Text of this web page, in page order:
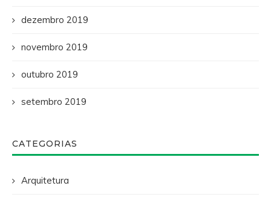
dezembro 2019
novembro 2019
outubro 2019
setembro 2019
CATEGORIAS
Arquitetura